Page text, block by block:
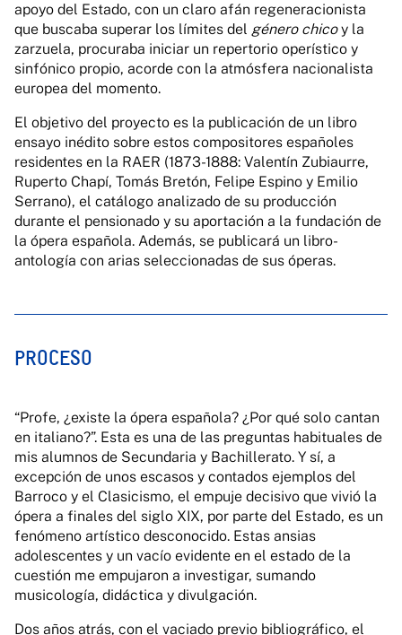
apoyo del Estado, con un claro afán regeneracionista
que buscaba superar los límites del género chicoy la
zarzuela, procuraba iniciar un repertorio operístico y
sinfónico propio, acorde con la atmósfera nacionalista
europea del momento.
El objetivo del proyecto es la publicación de un libro
ensayo inédito sobre estos compositores españoles
residentes en la RAER (1873-1888: Valentín Zubiaurre,
Ruperto Chapí, Tomás Bretón, Felipe Espino y Emilio
Serrano), el catálogo analizado de su producción
durante el pensionado y su aportación a la fundación de
la ópera española. Además, se publicará un libro-
antología con arias seleccionadas de sus óperas.
PROCESO
“Profe, ¿existe la ópera española? ¿Por qué solo cantan
en italiano?”. Esta es una de las preguntas habituales de
mis alumnos de Secundaria y Bachillerato. Y sí, a
excepción de unos escasos y contados ejemplos del
Barroco y el Clasicismo, el empuje decisivo que vivió la
ópera a finales del siglo XIX, por parte del Estado, es un
fenómeno artístico desconocido. Estas ansias
adolescentes y un vacío evidente en el estado de la
cuestión me empujaron a investigar, sumando
musicología, didáctica y divulgación.
Dos años atrás, con el vaciado previo bibliográfico, el